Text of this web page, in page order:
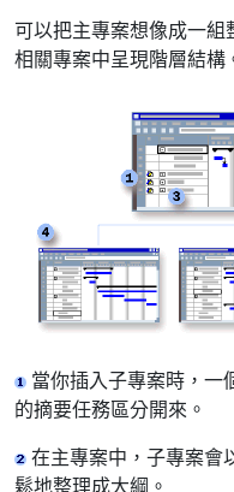
可以把主專案想像成一
相關專案中呈現階層結構
當你插入子專案時，一
的摘要任務區分開來。
在主專案中，子專案會
鬆地整理成大綱。